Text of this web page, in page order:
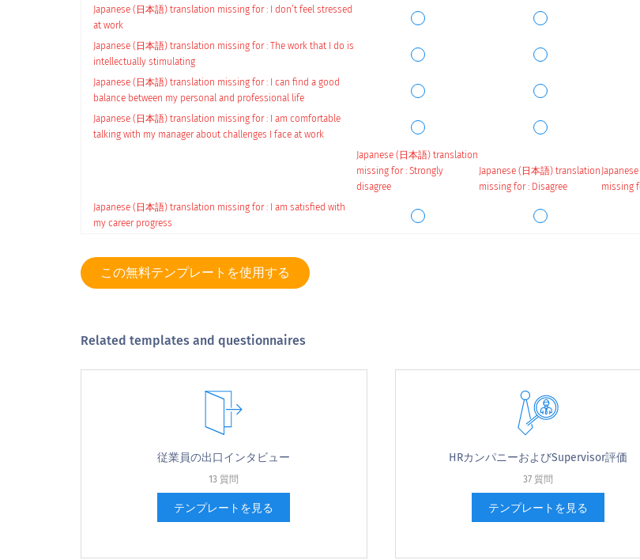
Japanese (日本語) translation missing for : I don’t feel stressed
at work
Japanese (日本語) translation missing for : The work that I do is
intellectually stimulating
Japanese (日本語) translation missing for : I can find a good
balance between my personal and professional life
Japanese (日本語) translation missing for : I am comfortable
talking with my manager about challenges I face at work
Japanese (日本語) translation
missing for : Strongly
disagree
Japanese (日本語) translation
missing for : Disagree
missing
Japanese (日本語) translation missing for : I am satisfied with
my career progress
opportunities to develop my skills
あなたの仕事について最も肯定的な側面のいくつかは何ですか？
あなたの仕事のどのような側面は、あなたが終了を検討するために十分なお邪魔しま
この無料テンプレートを使用する
Related templates and questionnaires
従業員の出口インタビュー
13 質問
テンプレートを見る
HRカンパニーおよびSupervisor評価
37 質問
テンプレートを見る